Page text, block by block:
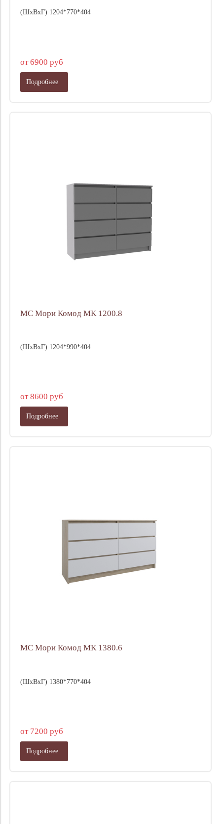
(ШхВхГ) 1204*770*404
от 6900 руб
Подробнее
МС Мори Комод МК 1200.8
(ШхВхГ) 1204*990*404
от 8600 руб
Подробнее
МС Мори Комод МК 1380.6
(ШхВхГ) 1380*770*404
от 7200 руб
Подробнее